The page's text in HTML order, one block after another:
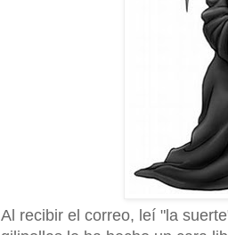
Al recibir el correo, leí "la